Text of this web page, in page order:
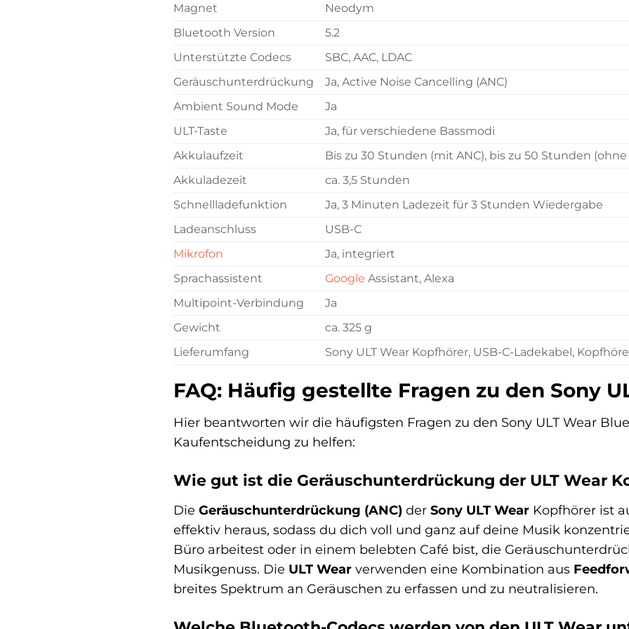
Magnet
Neodym
Bluetooth Version
5.2
Unterstützte Codecs
SBC, AAC, LDAC
Geräuschunterdrückung
Ja, Active Noise Cancelling (ANC)
Ambient Sound Mode
Ja
ULT-Taste
Ja, für verschiedene Bassmodi
Akkulaufzeit
Bis zu 30 Stunden (mit ANC), bis zu 50 Stunden (ohne
Akkuladezeit
ca. 3,5 Stunden
Schnellladefunktion
Ja, 3 Minuten Ladezeit für 3 Stunden Wiedergabe
Ladeanschluss
USB-C
Mikrofon
Ja, integriert
Sprachassistent
Google Assistant, Alexa
Multipoint-Verbindung
Ja
Gewicht
ca. 325 g
Lieferumfang
Sony ULT Wear Kopfhörer, USB-C-Ladekabel,
FAQ: Häufig gestellte Fragen zu den Sony
Hier beantworten wir die häufigsten Fragen zu den Sony ULT Wear
Kaufentscheidung zu helfen:
Wie gut ist die Geräuschunterdrückung der ULT Wear
Die Geräuschunterdrückung (ANC) der Sony ULT Wear Kopfhörer ist
effektiv heraus, sodass du dich voll und ganz auf deine Musik
Büro arbeitest oder in einem belebten Café bist, die
Musikgenuss. Die ULT Wear verwenden eine Kombination aus
breites Spektrum an Geräuschen zu erfassen und zu neutralisieren.